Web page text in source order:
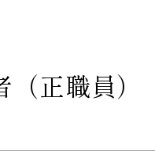
（正職員）